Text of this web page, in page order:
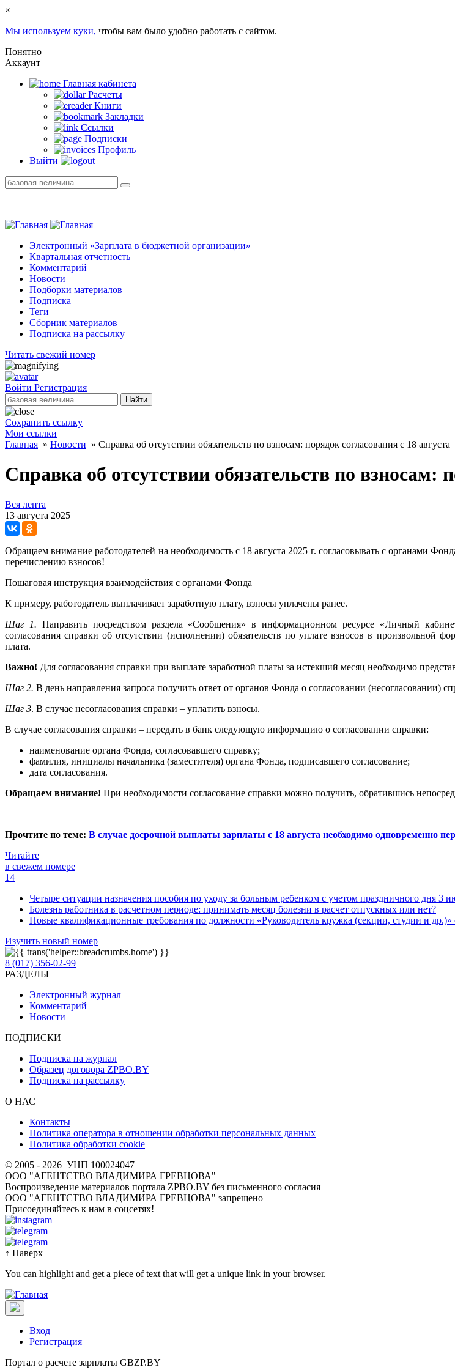
×
Мы используем куки, чтобы вам было удобно работать с сайтом.
Понятно
Аккаунт
Главная кабинетa
Расчеты
Книги
Закладки
Ссылки
Подписки
Профиль
Выйти
Электронный «Зарплата в бюджетной организации»
Квартальная отчетность
Комментарий
Новости
Подборки материалов
Подписка
Теги
Сборник материалов
Подписка на рассылку
Читать свежий номер
Войти Регистрация
Найти
Сохранить ссылку
Мои ссылки
Главная » Новости » Справка об отсутствии обязательств по взносам: порядок согласования с 18 августа
Справка об отсутствии обязательств по взносам:
Вся лента
13 августа 2025
Обращаем внимание работодателей на необходимость с 18 августа 2025 г. согласовывать с органами
перечислению взносов!
Пошаговая инструкция взаимодействия с органами Фонда
К примеру, работодатель выплачивает заработную плату, взносы уплачены ранее.
Шаг 1. Направить посредством раздела «Сообщения» в информационном ресурсе «Личный
согласования справки об отсутствии (исполнении) обязательств по уплате взносов в произвольной
плата.
Важно! Для согласования справки при выплате заработной платы за истекший месяц необходимо
Шаг 2. В день направления запроса получить ответ от органов Фонда о согласовании (несогласовании)
Шаг 3. В случае несогласования справки – уплатить взносы.
В случае согласования справки – передать в банк следующую информацию о согласовании справки:
наименование органа Фонда, согласовавшего справку;
фамилия, инициалы начальника (заместителя) органа Фонда, подписавшего согласование;
дата согласования.
Обращаем внимание! При необходимости согласование справки можно получить, обратившись
Прочтите по теме: В случае досрочной выплаты зарплаты с 18 августа необходимо одновременно
Читайте
в свежем номере
14
Четыре ситуации назначения пособия по уходу за больным ребенком с учетом праздничного дня 3
Болезнь работника в расчетном периоде: принимать месяц болезни в расчет отпускных или нет?
Новые квалификационные требования по должности «Руководитель кружка (секции, студии и
Изучить новый номер
8 (017) 356-02-99
РАЗДЕЛЫ
Электронный журнал
Комментарий
Новости
ПОДПИСКИ
Подписка на журнал
Образец договора ZPBO.BY
Подписка на рассылку
О НАС
Контакты
Политика оператора в отношении обработки персональных данных
Политика обработки cookie
© 2005 - 2026 УНП 100024047
ООО "АГЕНТСТВО ВЛАДИМИРА ГРЕВЦОВА"
Воспроизведение материалов портала ZPBO.BY без письменного согласия
OOO "АГЕНТСТВО ВЛАДИМИРА ГРЕВЦОВА" запрещено
Присоединяйтесь к нам в соцсетях!
↑ Наверх
You can highlight and get a piece of text that will get a unique link in your browser.
Вход
Регистрация
Портал о расчете зарплаты GBZP.BY